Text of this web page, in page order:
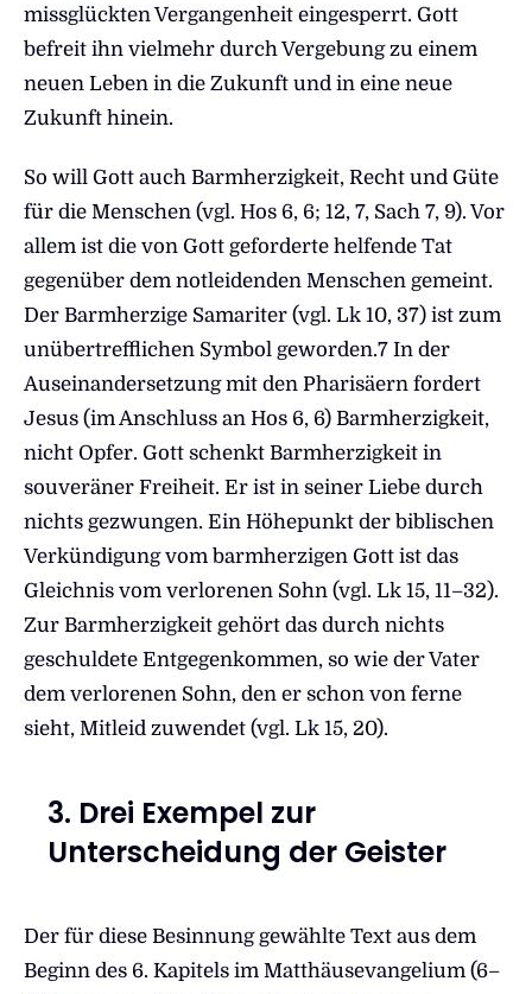
missglückten Vergangenheit eingesperrt. Gott
befreit ihn vielmehr durch Vergebung zu einem
neuen Leben in die Zukunft und in eine neue
Zukunft hinein.
So will Gott auch Barmherzigkeit, Recht und Güte
für die Menschen (vgl. Hos 6, 6; 12, 7, Sach 7, 9). Vor
allem ist die von Gott geforderte helfende Tat
gegenüber dem notleidenden Menschen gemeint.
Der Barmherzige Samariter (vgl. Lk 10, 37) ist zum
unübertrefflichen Symbol geworden.7 In der
Auseinandersetzung mit den Pharisäern fordert
Jesus (im Anschluss an Hos 6, 6) Barmherzigkeit,
nicht Opfer. Gott schenkt Barmherzigkeit in
souveräner Freiheit. Er ist in seiner Liebe durch
nichts gezwungen. Ein Höhepunkt der biblischen
Verkündigung vom barmherzigen Gott ist das
Gleichnis vom verlorenen Sohn (vgl. Lk 15, 11–32).
Zur Barmherzigkeit gehört das durch nichts
geschuldete Entgegenkommen, so wie der Vater
dem verlorenen Sohn, den er schon von ferne
sieht, Mitleid zuwendet (vgl. Lk 15, 20).
3. Drei Exempel zur
Unterscheidung der Geister
Der für diese Besinnung gewählte Text aus dem
Beginn des 6. Kapitels im Matthäusevangelium (6–